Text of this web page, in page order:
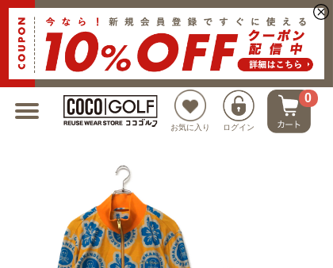
お気に入り ログイン
0
新規会員登録でクーポンプレゼント